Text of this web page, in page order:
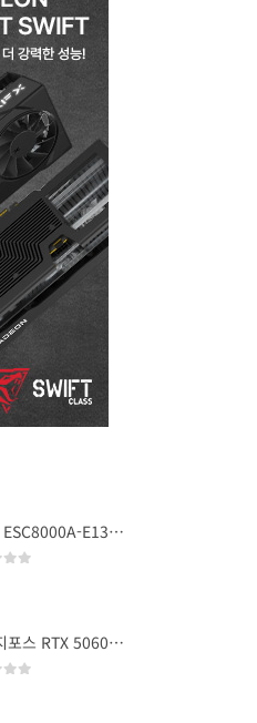
ASUS ESC8000A-E13 (RTX PRO 5000 Blackwell x2)
PNY 지포스 RTX 5060 OC D7 8GB Dual Fan